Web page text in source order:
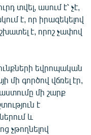
տվել, ասում է՝ չէ,
է, որ իրազեկելով
է, որոշ չափով
եվրոպական
գործով վճռել էր,
մի շարք
է
և
չթողնելով